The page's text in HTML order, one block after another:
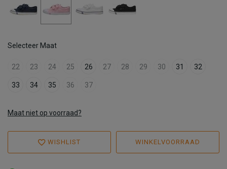
Selecteer Maat
22 23 24 25 26 27 28 29 30 31 32
33 34 35 36 37
Maat niet op voorraad?
WISHLIST WINKELVOORRAAD